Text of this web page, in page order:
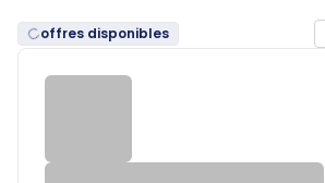
offres disponibles